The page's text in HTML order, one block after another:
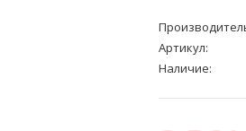
Артикул:
Наличие: